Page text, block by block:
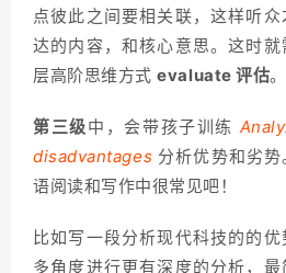
点彼此之间要相关联，这样听
达的内容，和核心意思。这时
层高阶思维方式evaluate 评估。
第三级中，会带孩子训练
disadvantages 分析优势和劣
语阅读和写作中很常见吧！
比如写一段分析现代科技的的
多角度进行更有深度的分析，